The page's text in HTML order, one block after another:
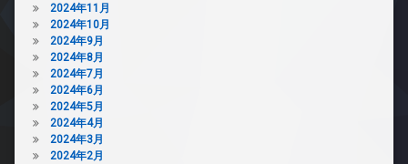
2024年11月
2024年10月
2024年9月
2024年8月
2024年7月
2024年6月
2024年5月
2024年4月
2024年3月
2024年2月